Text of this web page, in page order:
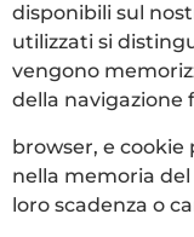
disponibili sul
utilizzati si
vengono
della navigazione
browser, e
nella memoria
loro scadenza o